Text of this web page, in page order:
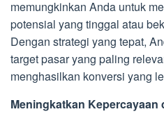
memungkinkan Anda untuk
potensial yang tinggal atau
Dengan strategi yang tepat,
target pasar yang paling
menghasilkan konversi yang
Meningkatkan Kepercayaan